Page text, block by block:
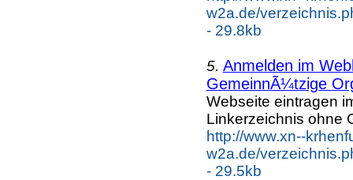
w2a.de/
- 29.8kb
5. Anmelden im
GemeinnÃ¼tzige
Webseite eintragen
Linkerzeichnis ohne
http://www.xn--
w2a.de/
- 29.5kb